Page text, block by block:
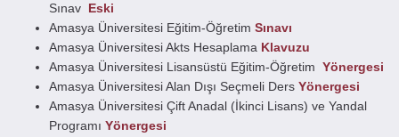
Sınav Eski
Amasya Üniversitesi Eğitim-Öğretim Sınavı
Amasya Üniversitesi Akts Hesaplama Klavuzu
Amasya Üniversitesi Lisansüstü Eğitim-Öğretim Yönergesi
Amasya Üniversitesi Alan Dışı Seçmeli Ders Yönergesi
Amasya Üniversitesi Çift Anadal (İkinci Lisans) ve Yandal
Programı Yönergesi